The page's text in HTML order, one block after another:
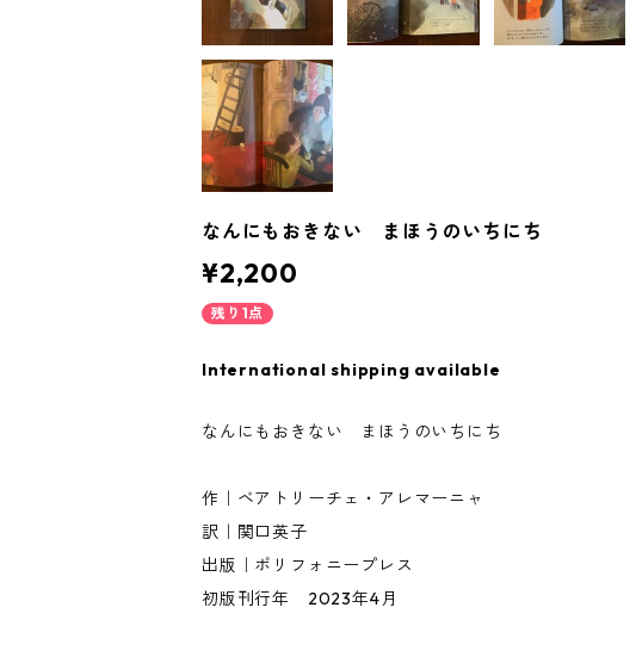
なんにもおきない まほうのいちにち
¥2,200
残り1点
International shipping available
なんにもおきない まほうのいちにち
作｜ベアトリーチェ・アレマーニャ
訳｜関口英子
出版｜ポリフォニープレス
初版刊行年 2023年4月